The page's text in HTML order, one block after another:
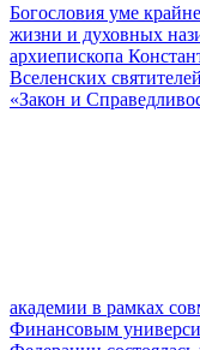
Богословия уме
жизни и духовных
архиепископа
Вселенских
«Закон и
академии в рамках
Финансовым